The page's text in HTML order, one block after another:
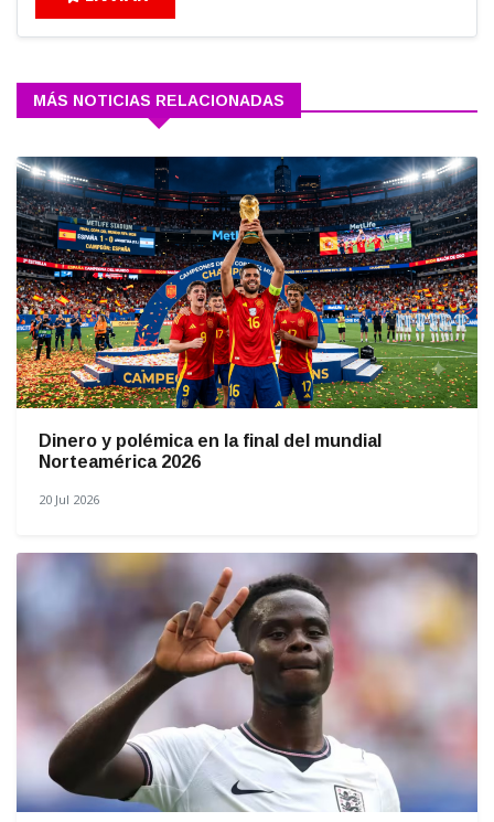
MÁS NOTICIAS RELACIONADAS
Dinero y polémica en la final del mundial
Norteamérica 2026
20 Jul 2026